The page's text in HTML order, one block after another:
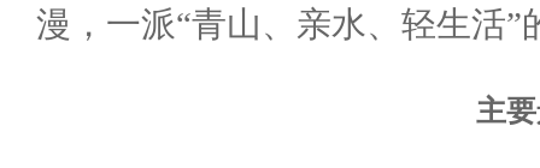
漫，一派“青山、亲水、轻生活”
主